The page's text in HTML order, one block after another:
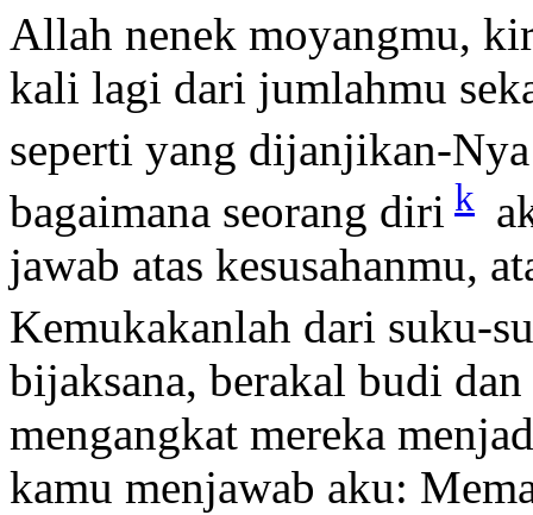
Allah nenek moyangmu,
kali lagi dari jumlahmu
seperti yang dijanjikan-Nya
bagaimana seorang diri k
jawab atas kesusahanmu,
Kemukakanlah dari suku-
bijaksana, berakal budi
mengangkat mereka
kamu menjawab aku: